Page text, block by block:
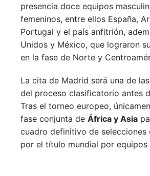
presencia doce equipos
femeninos, entre ellos España,
Portugal y el país anfitrión,
Unidos y México, que lograron
en la fase de Norte y
La cita de Madrid será una de
del proceso clasificatorio antes
Tras el torneo europeo,
fase conjunta de África y Asia
cuadro definitivo de selecciones
por el título mundial por equipos